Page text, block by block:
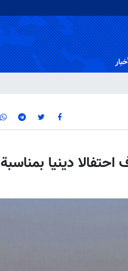
دينيا بمناسبة